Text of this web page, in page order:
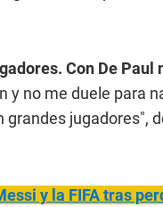
Con De Paul
y no me duele para
grandes jugadores",
y la FIFA tras